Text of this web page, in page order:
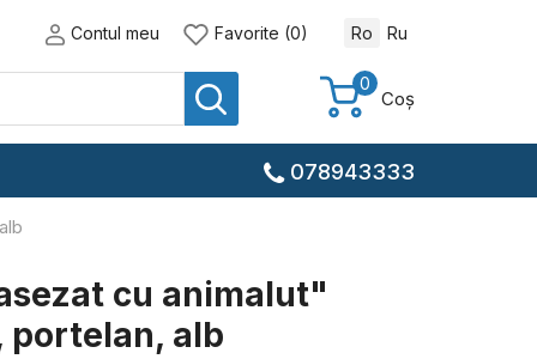
Contul meu Favorite (0) Ro Ru
0
Coș
078943333
cu animalut"
portelan, alb